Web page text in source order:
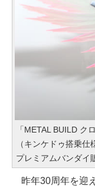
「METAL BUILD ク
（キンケドゥ搭乗
プレミアムバンダイ
昨年30周年を迎